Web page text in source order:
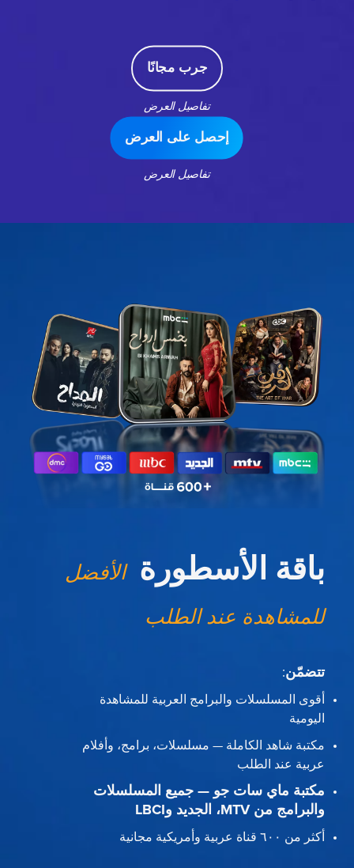
جرب مجانًا
تفاصيل العرض
إحصل على العرض
تفاصيل العرض
باقة الأسطورة الأفضل
للمشاهدة عند الطلب
تتضمّن:
أقوى المسلسلات والبرامج العربية للمشاهدة
اليومية
مكتبة شاهد الكاملة — مسلسلات، برامج، وأفلام
عربية عند الطلب
مكتبة ماي سات جو — جميع المسلسلات
والبرامج من MTV، الجديد وLBCI
أكثر من ٦٠٠ قناة عربية وأمريكية مجانية